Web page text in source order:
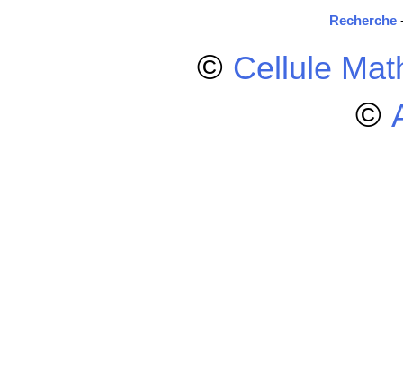
Recherche
© Cellule
©